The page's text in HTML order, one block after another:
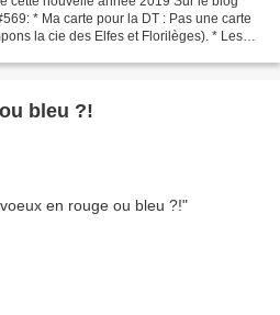
* Ma carte pour la DT : Pas une carte
la cie des Elfes et Florilèges). * Les
Des voeux en rouge ou bleu ?!